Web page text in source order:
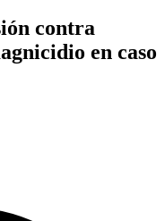
contra
en caso